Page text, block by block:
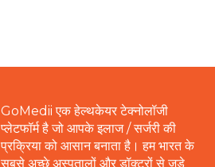
GoMedii एक हेल्थकेयर टेक्नोलॉजी
प्लेटफॉर्म है जो आपके इलाज / सर्जरी की
प्रक्रिया को आसान बनाता है। हम भारत के
सबसे अच्छे अस्पतालों और डॉक्टरों से जुड़े